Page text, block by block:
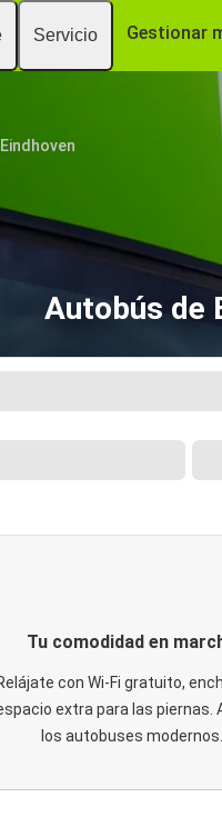
Servicio Gestionar
Eindhoven
Autobús de
Tu comodidad en
con Wi-Fi gratuito,
extra para las piernas.
los autobuses modernos.